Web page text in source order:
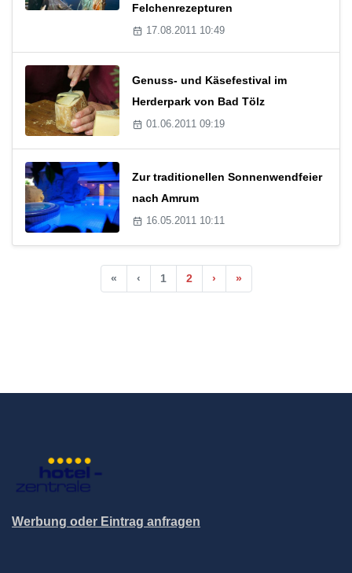
Felchenrezepturen
17.08.2011 10:49
Genuss- und Käsefestival im
Herderpark von Bad Tölz
01.06.2011 09:19
Zur traditionellen Sonnenwendfeier
nach Amrum
16.05.2011 10:11
« ‹ 1 2 › »
Werbung oder Eintrag anfragen